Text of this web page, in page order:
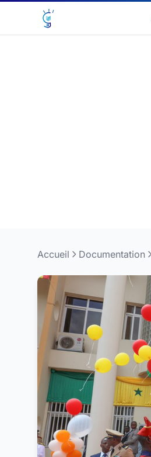
Accueil Documentation